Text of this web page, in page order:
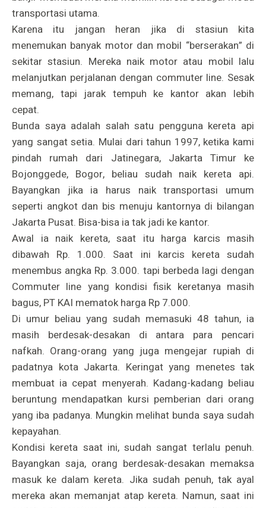
transportasi utama.
Karena itu jangan heran jika di stasiun kita
menemukan banyak motor dan mobil “berserakan” di
sekitar stasiun. Mereka naik motor atau mobil lalu
melanjutkan perjalanan dengan commuter line. Sesak
memang, tapi jarak tempuh ke kantor akan lebih
cepat.
Bunda saya adalah salah satu pengguna kereta api
yang sangat setia. Mulai dari tahun 1997, ketika kami
pindah rumah dari Jatinegara, Jakarta Timur ke
Bojonggede, Bogor, beliau sudah naik kereta api.
Bayangkan jika ia harus naik transportasi umum
seperti angkot dan bis menuju kantornya di bilangan
Jakarta Pusat. Bisa-bisa ia tak jadi ke kantor.
Awal ia naik kereta, saat itu harga karcis masih
dibawah Rp. 1.000. Saat ini karcis kereta sudah
menembus angka Rp. 3.000. tapi berbeda lagi dengan
Commuter line yang kondisi fisik keretanya masih
bagus, PT KAI mematok harga Rp 7.000.
Di umur beliau yang sudah memasuki 48 tahun, ia
masih berdesak-desakan di antara para pencari
nafkah. Orang-orang yang juga mengejar rupiah di
padatnya kota Jakarta. Keringat yang menetes tak
membuat ia cepat menyerah. Kadang-kadang beliau
beruntung mendapatkan kursi pemberian dari orang
yang iba padanya. Mungkin melihat bunda saya sudah
kepayahan.
Kondisi kereta saat ini, sudah sangat terlalu penuh.
Bayangkan saja, orang berdesak-desakan memaksa
masuk ke dalam kereta. Jika sudah penuh, tak ayal
mereka akan memanjat atap kereta. Namun, saat ini